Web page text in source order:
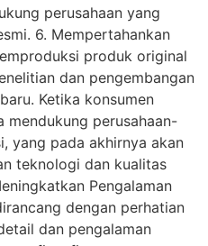
perusahaan yang
6. Mempertahankan
produk original
dan pengembangan
Ketika konsumen
mendukung perusahaan-
yang pada akhirnya akan
teknologi dan kualitas
Pengalaman
dengan perhatian
dan pengalaman